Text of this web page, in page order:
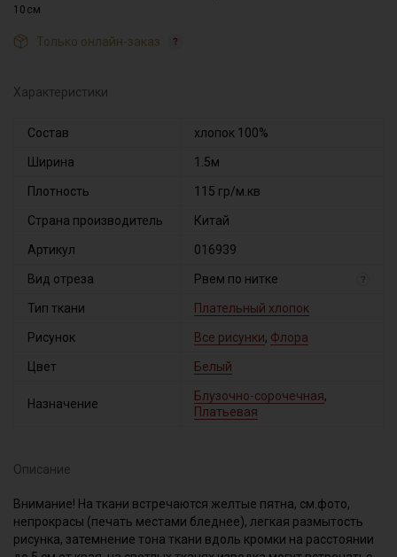
10см
Только онлайн-заказ
Характеристики
Состав хлопок 100%
Ширина 1.5м
Плотность 115 гр/м.кв
Страна производитель Китай
Артикул 016939
Вид отреза Рвем по нитке ?
Тип ткани Плательный хлопок
Рисунок Все рисунки, Флора
Цвет Белый
Назначение
Блузочно-сорочечная,
Платьевая
Описание
Внимание! На ткани встречаются желтые пятна, см.фото,
непрокрасы (печать местами бледнее), легкая размытость
рисунка, затемнение тона ткани вдоль кромки на расстоянии